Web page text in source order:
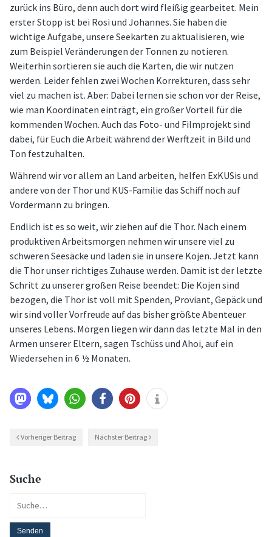
zurück ins Büro, denn auch dort wird fleißig gearbeitet. Mein
erster Stopp ist bei Rosi und Johannes. Sie haben die
wichtige Aufgabe, unsere Seekarten zu aktualisieren, wie
zum Beispiel Veränderungen der Tonnen zu notieren.
Weiterhin sortieren sie auch die Karten, die wir nutzen
werden. Leider fehlen zwei Wochen Korrekturen, dass sehr
viel zu machen ist. Aber: Dabei lernen sie schon vor der Reise,
wie man Koordinaten einträgt, ein großer Vorteil für die
kommenden Wochen. Auch das Foto- und Filmprojekt sind
dabei, für Euch die Arbeit während der Werftzeit in Bild und
Ton festzuhalten.
Während wir vor allem an Land arbeiten, helfen ExKUSis und
andere von der Thor und KUS-Familie das Schiff noch auf
Vordermann zu bringen.
Endlich ist es so weit, wir ziehen auf die Thor. Nach einem
produktiven Arbeitsmorgen nehmen wir unsere viel zu
schweren Seesäcke und laden sie in unsere Kojen. Jetzt kann
die Thor unser richtiges Zuhause werden. Damit ist der letzte
Schritt zu unserer großen Reise beendet: Die Kojen sind
bezogen, die Thor ist voll mit Spenden, Proviant, Gepäck und
wir sind voller Vorfreude auf das bisher größte Abenteuer
unseres Lebens. Morgen liegen wir dann das letzte Mal in den
Armen unserer Eltern, sagen Tschüss und Ahoi, auf ein
Wiedersehen in 6 ½ Monaten.
Vorheriger Beitrag Nächster Beitrag
Suche